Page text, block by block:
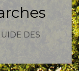
DES